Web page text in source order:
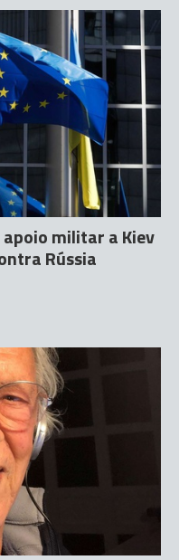
militar a Kiev
Rússia